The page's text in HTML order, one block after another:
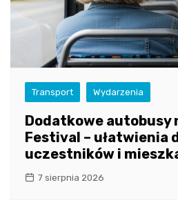
Transport Wydarzenia
Dodatkowe autobusy
Festival – ułatwienia
uczestników i
7 sierpnia 2026